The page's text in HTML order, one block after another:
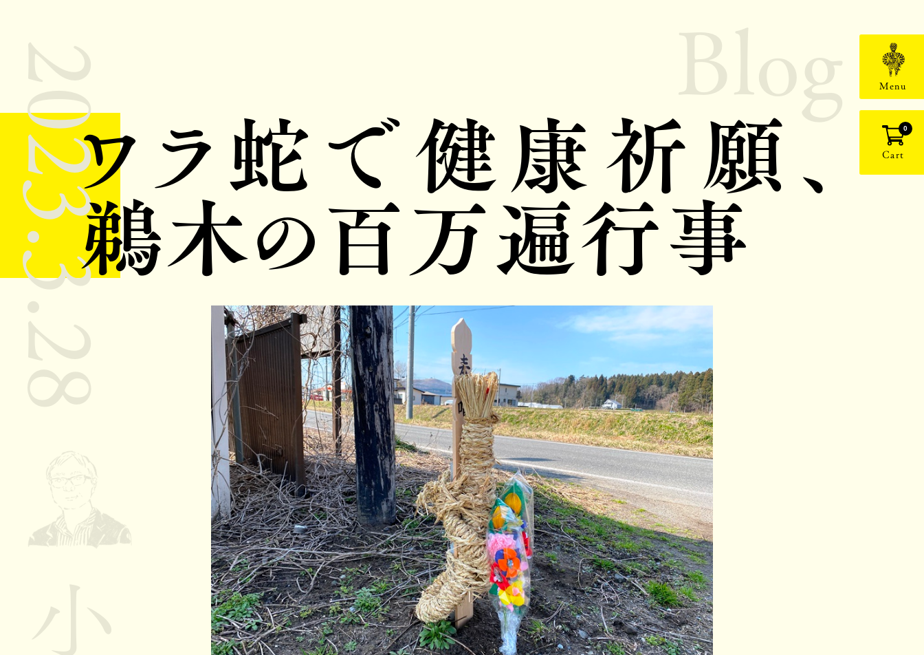
Menu
Cart
0
ワラ蛇で健康祈願、
鵜木の百万遍行事